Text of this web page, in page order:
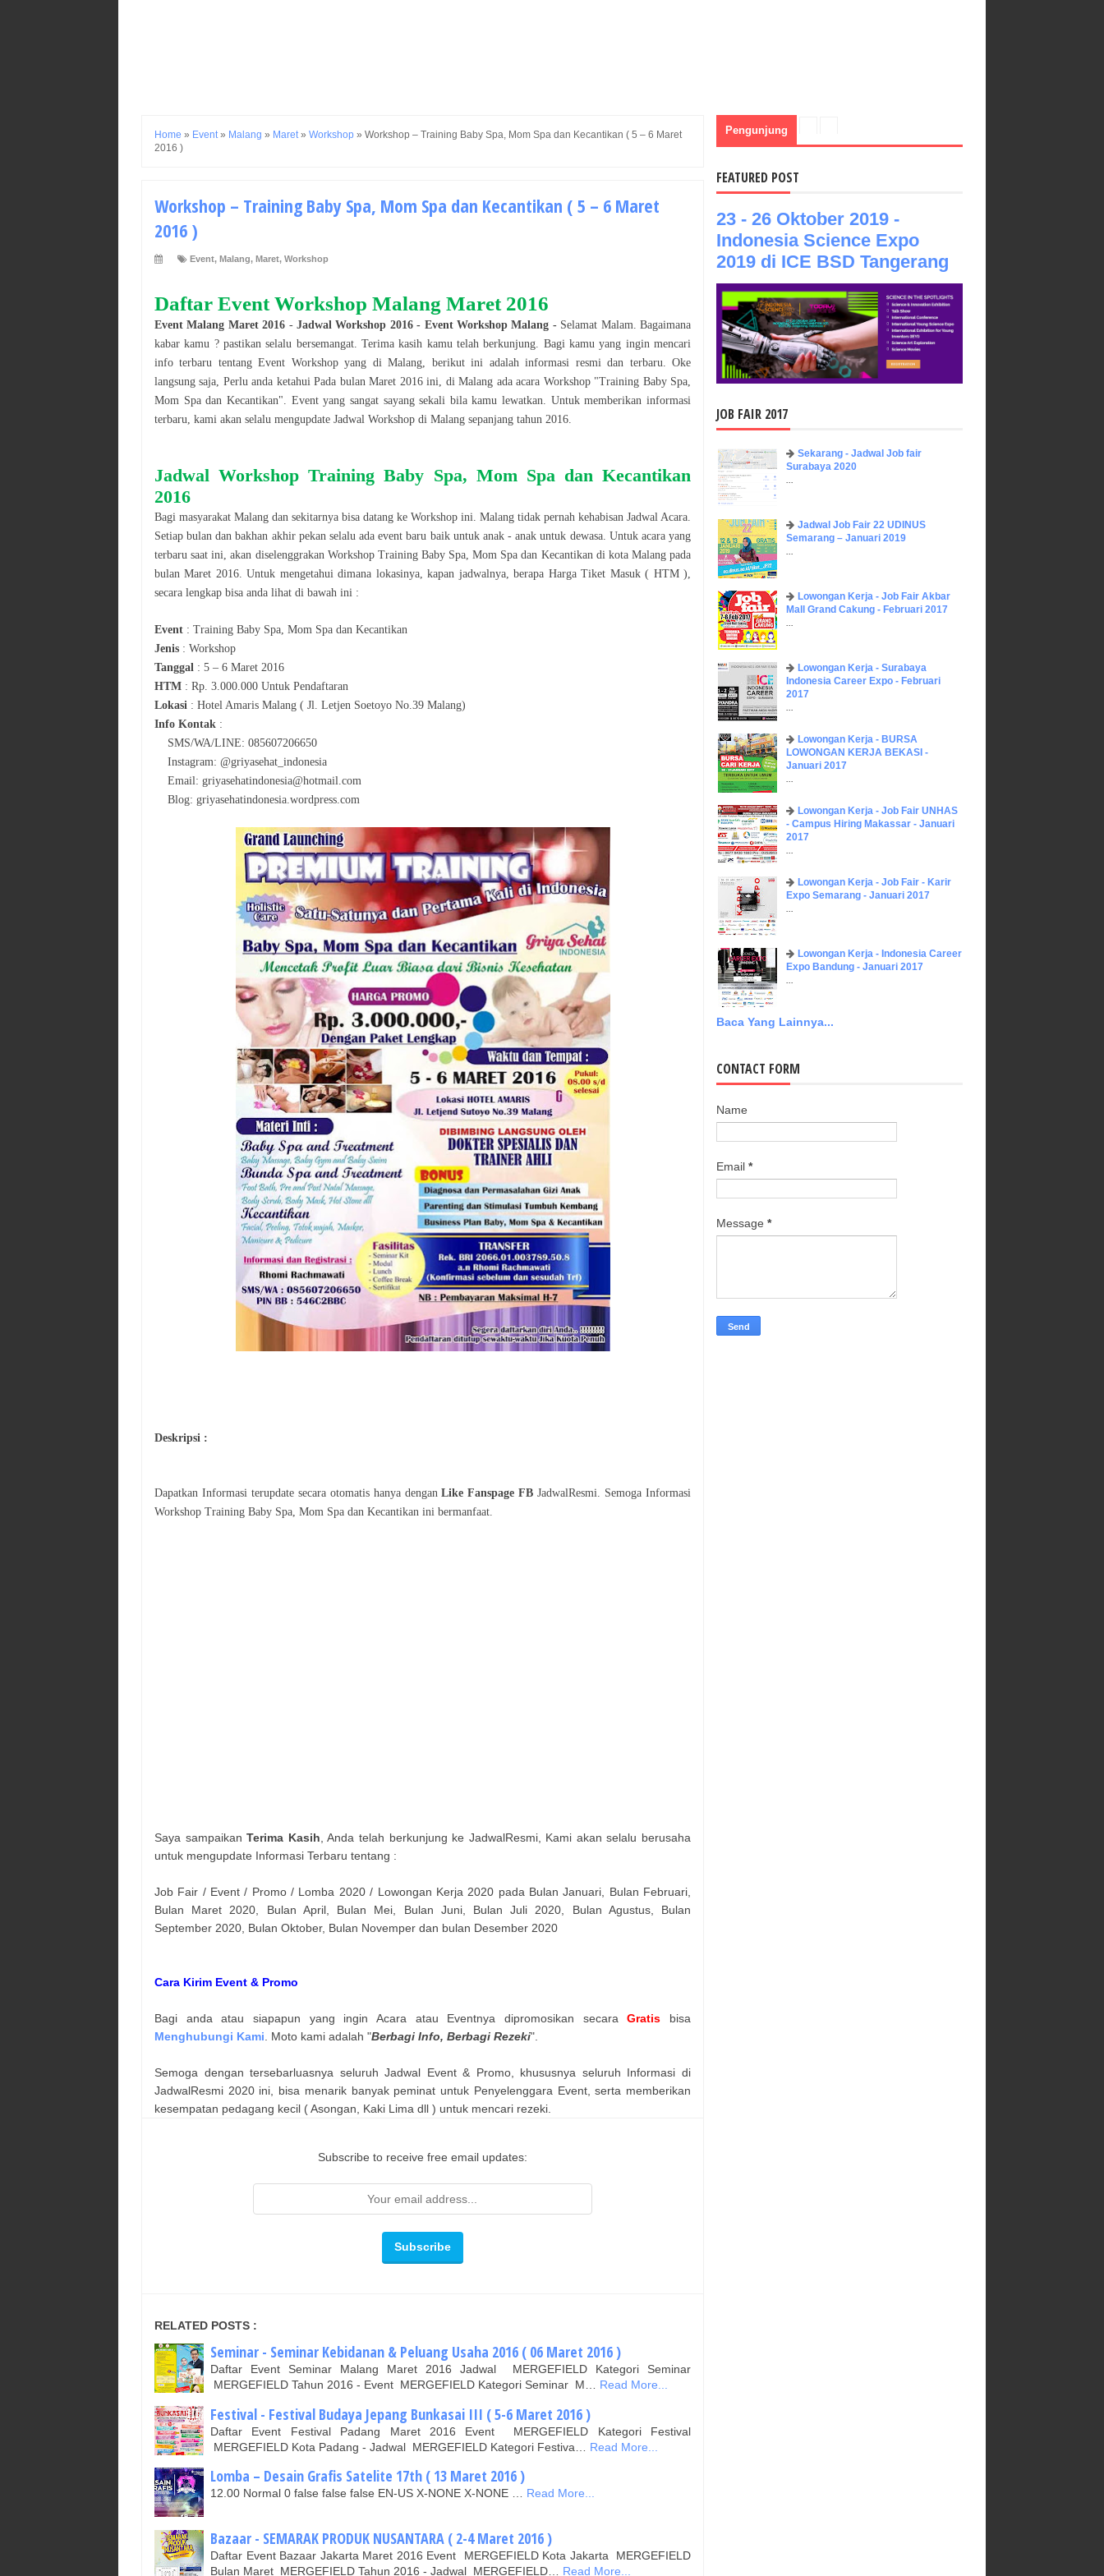
Home » Event » Malang » Maret » Workshop » Workshop – Training Baby Spa, Mom Spa dan Kecantikan ( 5 – 6 Maret
2016 )
Workshop – Training Baby Spa, Mom Spa dan Kecantikan ( 5 – 6 Maret
2016 )
Event, Malang, Maret, Workshop
Daftar EventWorkshop Malang Maret 2016
EventMalang Maret 2016 -JadwalWorkshop 2016- EventWorkshop Malang - Selamat Malam . Bagaimana
kabar kamu ? pastikan selalu bersemangat. Terima kasih kamu telah berkunjung. Bagi kamu yang ingin mencari
info terbaru tentang Event Workshop yang diMalang , berikut ini adalah informasi resmi dan terbaru. Oke
langsung saja, Perlu anda ketahui Pada bulanMaret 2016ini, diMalang ada acara Workshop "Training Baby Spa,
Mom Spa dan Kecantikan". Event yang sangat sayang sekali bila kamu lewatkan. Untuk memberikan informasi
terbaru, kami akan selalu mengupdate Jadwal Workshop di Malang sepanjang tahun 2016
JadwalWorkshop Training Baby Spa, Mom Spa dan Kecantikan
2016
Bagi masyarakat Malang dan sekitarnya bisa datang ke Workshop ini. Malang tidak pernah kehabisan Jadwal Acara.
Setiap bulan dan bakhan akhir pekan selalu ada event baru baik untuk anak - anak untuk dewasa. Untuk acara yang
terbaru saat ini, akan diselenggrakan Workshop Training Baby Spa, Mom Spa dan Kecantikan di kota Malangpada
bulanMaret 2016. Untuk mengetahui dimana lokasinya, kapan jadwalnya, berapa Harga Tiket Masuk ( HTM ),
secara lengkap bisa anda lihat di bawah ini :
Event : Training Baby Spa, Mom Spa dan Kecantikan
Jenis : Workshop
Tanggal : 5 – 6 Maret 2016
HTM : Rp. 3.000.000 Untuk Pendaftaran
Lokasi : Hotel Amaris Malang ( Jl. Letjen Soetoyo No.39 Malang)
Info Kontak :
SMS/WA/LINE: 085607206650
Instagram: @griyasehat_indonesia
Email: griyasehatindonesia@hotmail.com
Blog: griyasehatindonesia.wordpress.com
Deskripsi :
Dapatkan Informasi terupdate secara otomatis hanya denganLike Fanspage FB JadwalResmi. Semoga Informasi
Workshop Training Baby Spa, Mom Spa dan Kecantikan ini bermanfaat.
Saya sampaikanTerima Kasih, Anda telah berkunjung ke JadwalResmi, Kami akan selalu berusaha
untuk mengupdate Informasi Terbaru tentang :
Job Fair / Event / Promo / Lomba 2020 / Lowongan Kerja 2020 pada Bulan Januari, Bulan Februari,
Bulan Maret 2020, Bulan April, Bulan Mei, Bulan Juni, Bulan Juli 2020, Bulan Agustus, Bulan
September 2020, Bulan Oktober, Bulan Novemper dan bulan Desember 2020
Cara Kirim Event & Promo
Bagi anda atau siapapun yang ingin Acara atau Eventnya dipromosikan secaraGratis bisa
Menghubungi Kami. Moto kami adalah "Berbagi Info, Berbagi Rezeki".
Semoga dengan tersebarluasnya seluruh Jadwal Event & Promo, khususnya seluruh Informasi di
JadwalResmi 2020 ini, bisa menarik banyak peminat untuk Penyelenggara Event, serta memberikan
kesempatan pedagang kecil ( Asongan, Kaki Lima dll ) untuk mencari rezeki.
Subscribe to receive free email updates:
RELATED POSTS :
Seminar - Seminar Kebidanan & Peluang Usaha 2016 ( 06 Maret 2016 )
Daftar Event Seminar Malang Maret 2016 Jadwal MERGEFIELD Kategori Seminar
MERGEFIELD Tahun 2016 - Event MERGEFIELD Kategori Seminar M… Read More...
Festival - Festival Budaya Jepang Bunkasai III ( 5-6 Maret 2016 )
Daftar Event Festival Padang Maret 2016 Event MERGEFIELD Kategori Festival
MERGEFIELD Kota Padang - Jadwal MERGEFIELD Kategori Festiva…
Read More...
Lomba – Desain Grafis Satelite 17th ( 13 Maret 2016 )
12.00 Normal 0 false false false EN-US X-NONE X-NONE … Read More...
Bazaar - SEMARAK PRODUK NUSANTARA ( 2-4 Maret 2016 )
Daftar Event Bazaar Jakarta Maret 2016 Event MERGEFIELD Kota Jakarta MERGEFIELD
Bulan Maret MERGEFIELD Tahun 2016 - Jadwal MERGEFIELD…
Read More...
Pengunjung
FEATURED POST
23 - 26 Oktober 2019 -
Indonesia Science Expo
2019 di ICE BSD Tangerang
JOB FAIR 2017
Sekarang - Jadwal Job fair
Surabaya 2020
...
Jadwal Job Fair 22 UDINUS
Semarang – Januari 2019
...
Lowongan Kerja - Job Fair ​Akbar ​
Mall Grand Cakung - Februari 2017
...
Lowongan Kerja - Surabaya
Indonesia Career Expo - Februari
2017
...
Lowongan Kerja - BURSA
LOWONGAN KERJA BEKASI -
Januari 2017
...
Lowongan Kerja - Job Fair UNHAS
- Campus Hiring Makassar - Januari
2017
...
Lowongan Kerja - Job Fair - Karir
Expo Semarang - Januari 2017
...
Lowongan Kerja - Indonesia Career
Expo Bandung - Januari 2017
...
Baca Yang Lainnya...
CONTACT FORM
Name
Email *
Message *